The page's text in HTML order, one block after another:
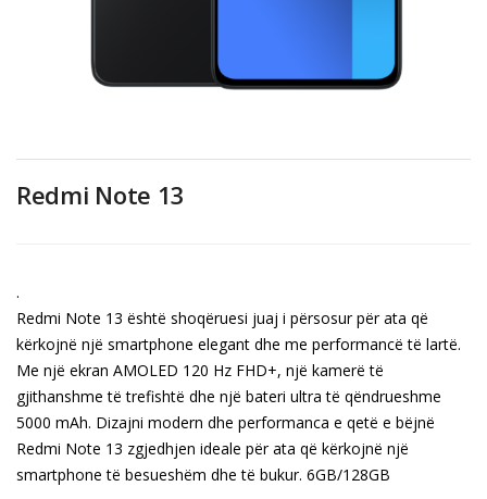
Redmi Note 13
.
Redmi Note 13 është shoqëruesi juaj i përsosur për ata që
kërkojnë një smartphone elegant dhe me performancë të lartë.
Me një ekran AMOLED 120 Hz FHD+, një kamerë të
gjithanshme të trefishtë dhe një bateri ultra të qëndrueshme
5000 mAh. Dizajni modern dhe performanca e qetë e bëjnë
Redmi Note 13 zgjedhjen ideale për ata që kërkojnë një
smartphone të besueshëm dhe të bukur. 6GB/128GB